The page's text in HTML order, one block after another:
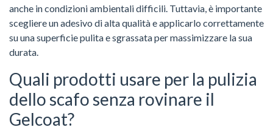
anche in condizioni ambientali difficili. Tuttavia, è importante
scegliere un adesivo di alta qualità e applicarlo correttamente
su una superficie pulita e sgrassata per massimizzare la sua
durata.
Quali prodotti usare per la pulizia
dello scafo senza rovinare il
Gelcoat?